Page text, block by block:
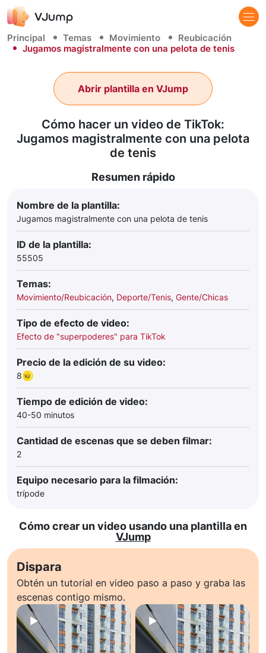
Principal Temas Movimiento
Reubicación
Jugamos magistralmente con una pelota de tenis
Cómo hacer un video de TikTok:
Jugamos magistralmente con una pelota
de tenis
Abrir plantilla en VJump
Resumen rápido
Nombre de la plantilla:
Jugamos magistralmente con una pelota de tenis
ID de la plantilla:
55505
Temas:
Movimiento/Reubicación, Deporte/Tenis, Gente/Chicas
Tipo de efecto de video:
Efecto de "superpoderes" para TikTok
Precio de la edición de su video:
8
Tiempo de edición de video:
40-50 minutos
Cantidad de escenas que se deben filmar:
2
Equipo necesario para la filmación:
trípode
Cómo crear un video usando una plantilla en
VJump
Dispara
Obtén un tutorial en video paso a paso y graba las
escenas contigo mismo.